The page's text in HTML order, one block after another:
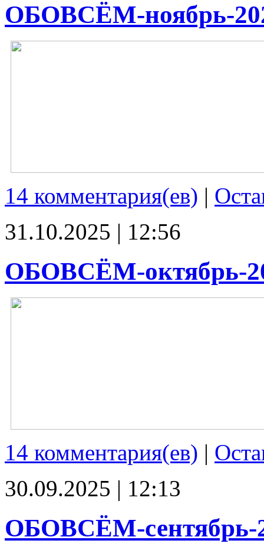
ОБОВСЁМ-ноябрь-
14 комментария(ев) |
31.10.2025 | 12:56
ОБОВСЁМ-октябрь-
14 комментария(ев) |
30.09.2025 | 12:13
ОБОВСЁМ-сентябрь-